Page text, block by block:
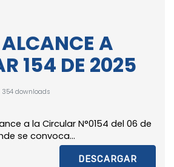
A
154 DE 2025
354 downloads
a la Circular N°0154 del 06 de
se convoca...
DESCARGAR